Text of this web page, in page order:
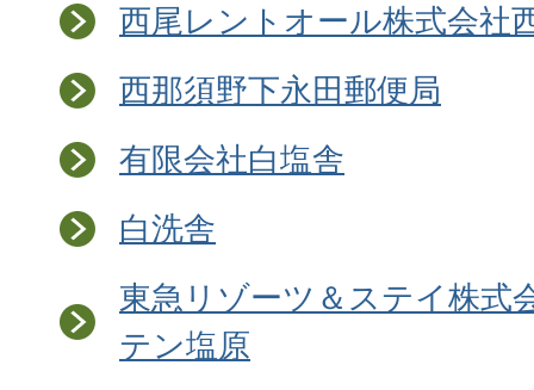
西尾レントオール株式会社
西那須野下永田郵便局
有限会社白塩舎
白洗舎
東急リゾーツ＆ステイ株式
テン塩原